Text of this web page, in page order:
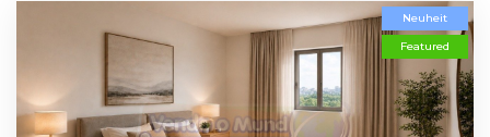
Neuheit
Featured